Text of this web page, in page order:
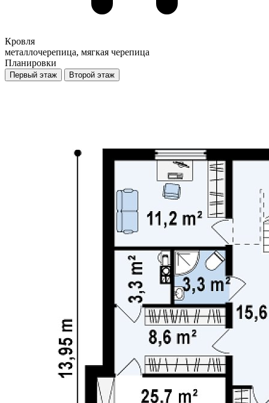
Кровля
металлочерепица, мягкая черепица
Планировки
Первый этаж Второй этаж